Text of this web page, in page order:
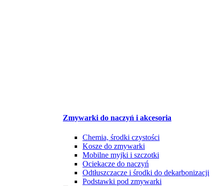
Zmywarki do naczyń i akcesoria
Chemia, środki czystości
Kosze do zmywarki
Mobilne myjki i szczotki
Ociekacze do naczyń
Odtłuszczacze i środki do dekarbonizacji
Podstawki pod zmywarki